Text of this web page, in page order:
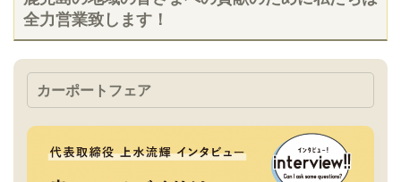
全力営業致します！
カーポートフェア